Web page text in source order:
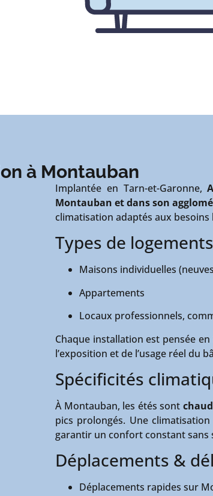
à Montauban
Implantée en Tarn-et-Garonne,
Montauban et dans son
climatisation adaptés aux besoins
Types de
Maisons individuelles
Appartements
Locaux professionnels,
Chaque installation est pensée
l’exposition et de l’usage réel du
Spécificités
À Montauban, les étés sont
pics prolongés. Une
garantir un confort constant
Déplacements &
Déplacements rapides sur